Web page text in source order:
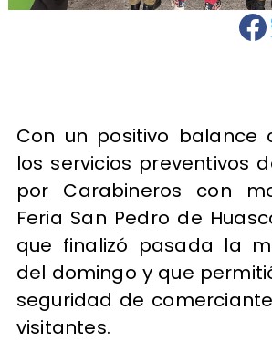
Con un positivo balance
los servicios preventivos
por Carabineros con
Feria San Pedro de
que finalizó pasada la
del domingo y que
seguridad de
visitantes.